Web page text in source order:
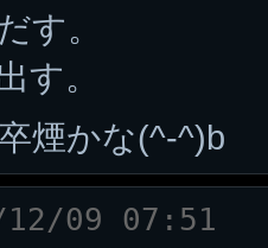
す。
す。
煙かな(^-^)b
12/09 07:51